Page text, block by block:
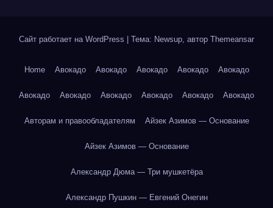
Сайт работает на WordPress Тема: Newsup, автор Themeansar
Home Авокадо Авокадо Авокадо Авокадо Авокадо
Авокадо Авокадо Авокадо Авокадо Авокадо Авокадо
Авторам и правообладателям Айзек Азимов — Основание
Айзек Азимов — Основание
Александр Дюма — Три мушкетёра
Александр Пушкин — Евгений Онегин